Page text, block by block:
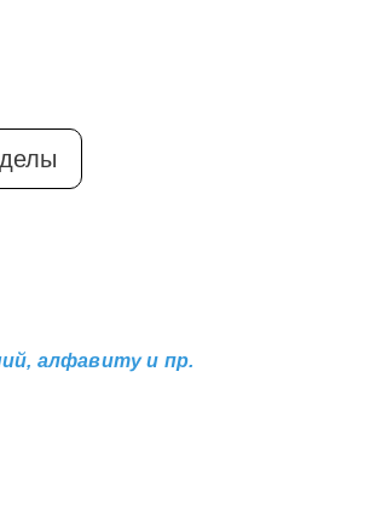
алфавиту и пр.